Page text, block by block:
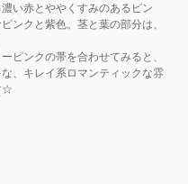
い赤とややくすみのあるピン
ンクと紫色。茎と葉の部分は、
ピンクの帯を合わせてみると、
、キレイ系ロマンティックな雰
☆